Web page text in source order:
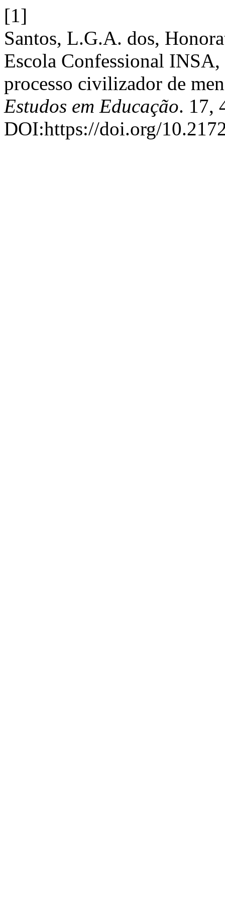
[1]
Santos, L.G.A. dos,
Escola Confessional
processo civilizador de
Estudos em Educação. 17,
DOI:https://doi.org/